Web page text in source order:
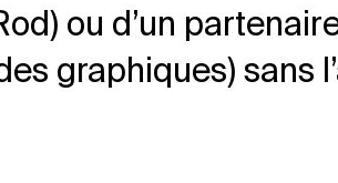
ou d’un
graphiques) sans